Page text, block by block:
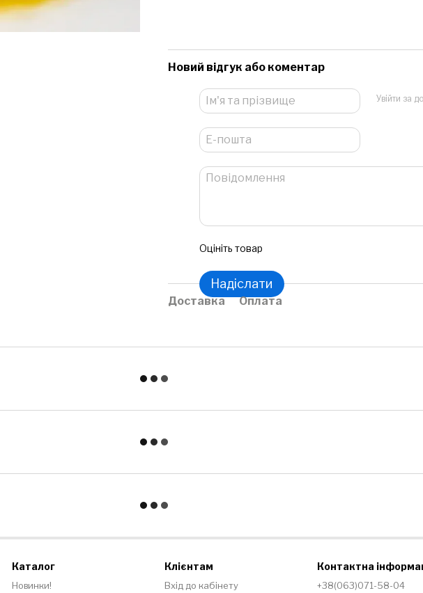
Новий відгук або коментар
Увійти за
Оцініть товар
Надіслати
Доставка Оплата
Каталог
Новинки!
Клієнтам
Вхід до кабінету
Контактна
+38(063)071-58-04